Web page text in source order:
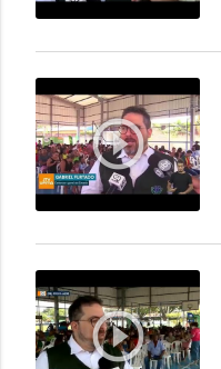
play_circle_outline
play_circle_outline